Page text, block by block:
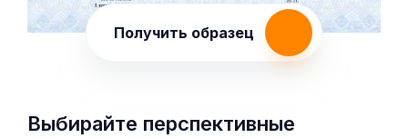
Получить образец
Выбирайте перспективные